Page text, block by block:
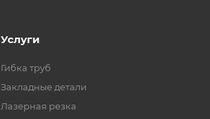
Услуги
Гибка труб
Закладные детали
Лазерная резка